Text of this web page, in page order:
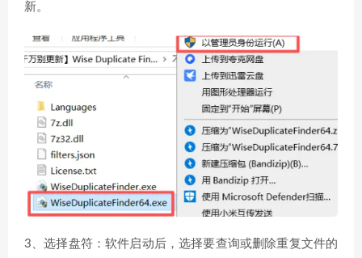
新。
3、选择盘符：软件启动后，选择要查询或删除重复文件的